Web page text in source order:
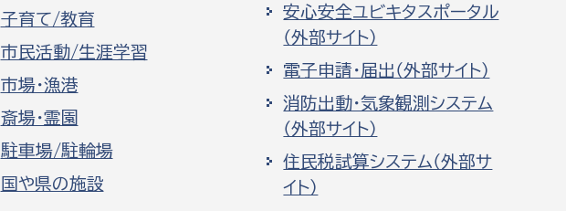
子育て/教育
市民活動/生涯学習
市場・漁港
斎場・霊園
駐車場/駐輪場
国や県の施設
安心安全ユビキタスポータル
（外部サイト）
電子申請・届出（外部サイト）
消防出動・気象観測システム
（外部サイト）
住民税試算システム（外部サ
イト）